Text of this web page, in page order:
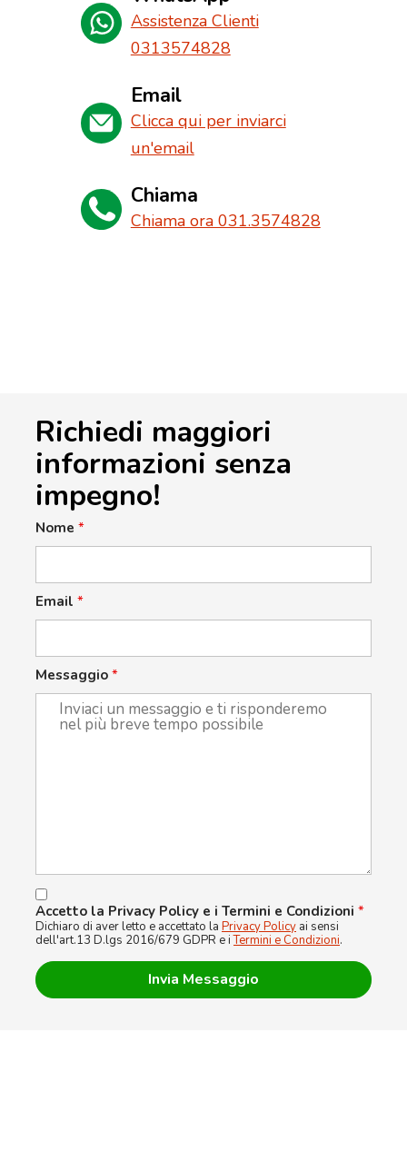
Assistenza Clienti
0313574828
Email
Clicca qui per inviarci
un'email
Chiama
Chiama ora 031.3574828
Richiedi maggiori
informazioni senza
impegno!
Nome *
Email *
Messaggio *
Accetto la Privacy Policy e i Termini e Condizioni *
Dichiaro di aver letto e accettato la Privacy Policy ai sensi
dell'art.13 D.lgs 2016/679 GDPR e iTermini e Condizioni.